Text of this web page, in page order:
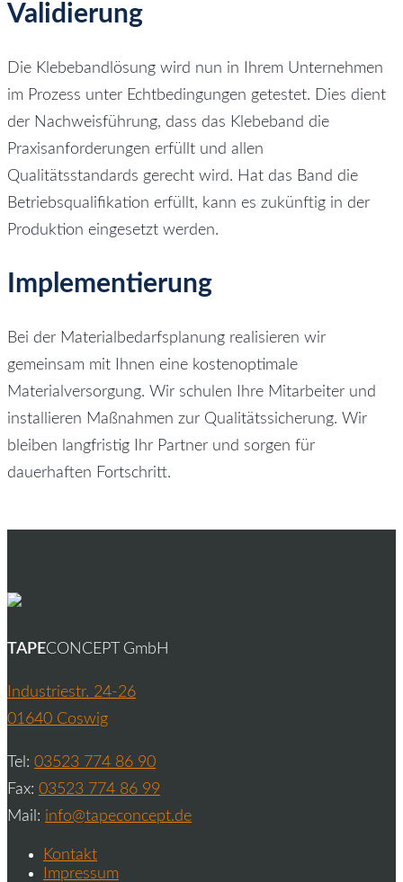
Validierung
Die Klebebandlösung wird nun in Ihrem Unternehmen
im Prozess unter Echtbedingungen getestet. Dies dient
der Nachweisführung, dass das Klebeband die
Praxisanforderungen erfüllt und allen
Qualitätsstandards gerecht wird. Hat das Band die
Betriebsqualifikation erfüllt, kann es zukünftig in der
Produktion eingesetzt werden.
Implementierung
Bei der Materialbedarfsplanung realisieren wir
gemeinsam mit Ihnen eine kostenoptimale
Materialversorgung. Wir schulen Ihre Mitarbeiter und
installieren Maßnahmen zur Qualitätssicherung. Wir
bleiben langfristig Ihr Partner und sorgen für
dauerhaften Fortschritt.
TAPECONCEPT GmbH
Industriestr. 24-26
01640 Coswig
Tel: 03523 774 86 90
Fax: 03523 774 86 99
Mail: info@tapeconcept.de
Kontakt
Impressum